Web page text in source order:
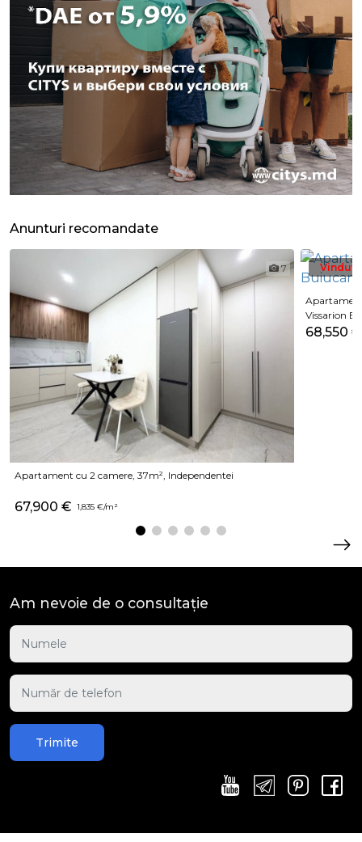
Anunturi recomandate
7
Apartament cu 2 camere, 37m², Independentei
67,900 € 1,835 €/m²
Vindut
Vissarion
68,550 €
Am nevoie de o consultație
Trimite